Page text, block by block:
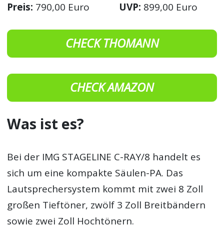
Preis: 790,00 Euro UVP: 899,00 Euro
CHECK THOMANN
CHECK AMAZON
Was ist es?
Bei der IMG STAGELINE C-RAY/8 handelt es
sich um eine kompakte Säulen-PA. Das
Lautsprechersystem kommt mit zwei 8 Zoll
großen Tieftöner, zwölf 3 Zoll Breitbändern
sowie zwei Zoll Hochtönern.